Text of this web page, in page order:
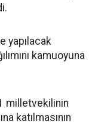
yapılacak
kamuoyuna
milletvekilinin
katılmasının